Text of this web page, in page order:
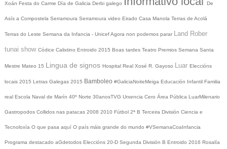
Xoán Festa do Carme Día de Galicia Derbi galego De
Asís a Compostela Serramoura Serramoura video Eirado Casa Manola Terras de Acolá
Terras do Leste Semana da Infancia - UnicefAgora non podemos parar Land Rober
tunai show Códice Calixtino Entroido 2015 Boas tardes Teatro Premios Semana Santa
Mestre Mateo 15 Lingua de signos Hospital Real Xosé R. Gayoso Luar Eleccións
locais 2015 Letras Galegas 2015 Bamboleo #GaliciaNoiteMeiga Educación Infantil Familia
real Escola Naval de Marín 40º Norte 30anosTVG Urxencia Cero Área Pública LuarMilenario
Gastropodos Collidos nas patacas 2008 2010 Fútbol 2ª B Terceira División Ciencia e
Tecnoloxía O que pasa aquí O país máis grande do mundo #VSemanaCoaInfancia
Programa destacado aGdetodos Eleccións 20-D Segunda División B Entroido 2016 Rosalía